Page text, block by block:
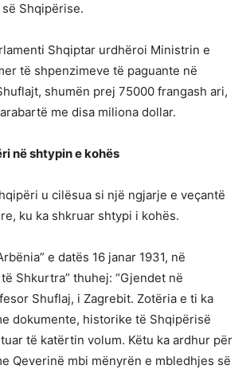
Shqipërise.
Shqiptar urdhëroi Ministrin e
të shpenzimeve të paguante në
shumën prej 75000 frangash ari,
me disa miliona dollar.
në shtypin e kohës
u cilësua si një ngjarje e veçantë
ku ka shkruar shtypi i kohës.
e datës 16 janar 1931, në
Shkurtra” thuhej: “Gjendet në
Shuflaj, i Zagrebit. Zotëria e ti ka
dokumente, historike të Shqipërisë
të katërtin volum. Këtu ka ardhur për
Qeverinë mbi mënyrën e mbledhjes së